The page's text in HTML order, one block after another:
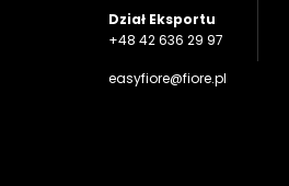
Dział Eksportu
+48 42 636 29 97
easyfiore@fiore.pl